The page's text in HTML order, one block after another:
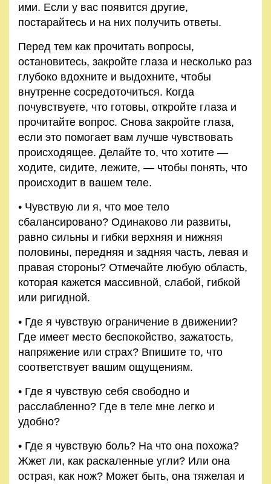
Контакты
Правила
и
условия
Политика
конфиденциальности
ими. Если у вас появится другие,
постарайтесь и на них получить ответы.
Перед тем как прочитать вопросы,
остановитесь, закройте глаза и несколько раз
глубоко вдохните и выдохните, чтобы
внутренне сосредоточиться. Когда
почувствуете, что готовы, откройте глаза и
прочитайте вопрос. Снова закройте глаза,
если это помогает вам лучше чувствовать
происходящее. Делайте то, что хотите —
ходите, сидите, лежите, — чтобы понять, что
происходит в вашем теле.
• Чувствую ли я, что мое тело
сбалансировано? Одинаково ли развиты,
равно сильны и гибки верхняя и нижняя
половины, передняя и задняя часть, левая и
правая стороны? Отмечайте любую область,
которая кажется массивной, слабой, гибкой
или ригидной.
• Где я чувствую ограничение в движении?
Где имеет место беспокойство, зажатость,
напряжение или страх? Впишите то, что
соответствует вашим ощущениям.
• Где я чувствую себя свободно и
расслабленно? Где в теле мне легко и
удобно?
• Где я чувствую боль? На что она похожа?
Жжет ли, как раскаленные угли? Или она
острая, как нож? Может быть, она тяжелая и